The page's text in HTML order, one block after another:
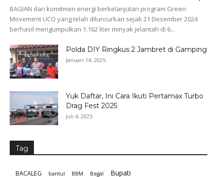
BAGIAN dari komitmen energi berkelanjutan program Green
Movement UCO yang telah diluncurkan sejak 21 Desember 2024
berhasil mengumpulkan 1.162 liter minyak jelantah di 6...
Polda DIY Ringkus 2 Jambret di Gamping
Januari 14, 2025
Yuk Daftar, Ini Cara Ikuti Pertamax Turbo
Drag Fest 2025
Juli 4, 2025
Tag
BACALEG bantul BBM Begal Bupati